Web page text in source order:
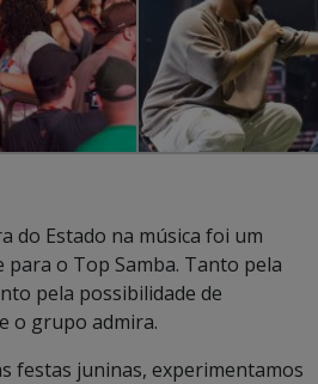
do Estado na música foi um
o Top Samba. Tanto pela
pela possibilidade de
o grupo admira.
festas juninas, experimentamos